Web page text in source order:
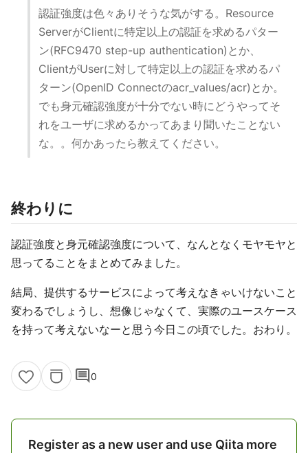
認証強度は色々ありそうな気がする。Resource
ServerがClientに特定以上の認証を求めるパター
ン(RFC9470 step-up authentication)とか、
ClientがUserに対して特定以上の認証を求めるパ
ターン(OpenID Connectのacr_values/acr)とか。
でも身元確認強度が十分でない時にどうやってそ
れをユーザに求めるかってあまり聞いたことない
な。。何かあったら教えてください。
終わりに
認証強度と身元確認強度について、なんとなくモヤモヤと
思ってることをまとめてみました。
結局、提供するサービスによって考えなきゃいけないこと
変わるでしょうし、想像じゃなくて、実際のユースケース
を持って考えないなーと思う今日この頃でした。おわり。
comment0
Register as a new user and use Qiita more